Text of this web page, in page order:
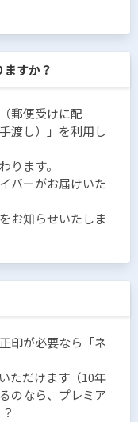
すか？
郵便受けに配
渡し）」を利用し
ります。
バーがお届けいた
お知らせいたしま
印が必要なら「ネ
ただけます（10年
のなら、プレミア